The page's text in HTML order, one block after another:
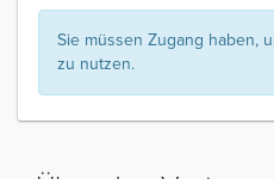
Sie müssen Zugang haben,
zu nutzen.